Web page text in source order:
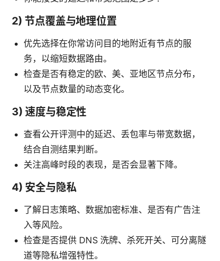
2) 节点覆盖与地理位置
优先选择在你常访问目的地附近有节点的服
务，以缩短数据路由。
检查是否有稳定的欧、美、亚地区节点分布，
以及节点数量的动态变化。
3) 速度与稳定性
查看公开评测中的延迟、丢包率与带宽数据，
结合自测结果判断。
关注高峰时段的表现，是否会显著下降。
4) 安全与隐私
了解日志策略、数据加密标准、是否有广告注
入等风险。
检查是否提供 DNS 洗牌、杀死开关、可分离隧
道等隐私增强特性。